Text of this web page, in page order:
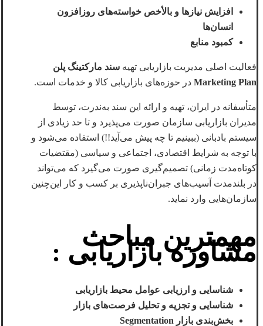
افزایش نیازها و بالأخص خواسته‌های روزافزون
انسان‌ها
کمبود منابع
فعالیت اصلی مدیریت بازاریابی تهیه سند مارکتینگ پلن
Marketing Plan در حوزه‌های بازاریابی کالا و خدمات است.
متأسفانه در ایران، تهیه و ارائه این سند به‌ندرت، توسط
مدیران بازاریابی سازمان صورت می‌پذیرد و تا حد زیادی از
سیستم بادبانی (ببینیم تا چه پیش می‌آید!!) استفاده می‌شود و
با توجه به شرایط اقتصادی، اجتماعی و سیاسی (مقتضیات
کوتاه‌مدت زمانی) تصمیم‌گیری صورت می‌گیرد که می‌تواند
در بلندمدت آسیب‌های جبران‌ناپذیری بر کسب و کار این‌چنین
سازمان‌هایی وارد نماید.
مهمترین مباحث
مشاوره بازاریابی :
شناسایی و ارزیابی عوامل محیط بازاریابی
شناسایی و تجزیه‌ و تحلیل فرصت‌های بازار
بخش‌بندی بازار Segmentation